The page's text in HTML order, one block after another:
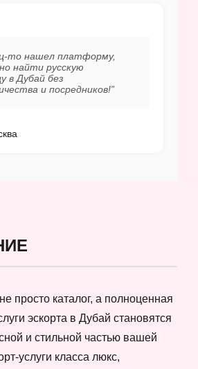
то нашел платформу,
найти русскую
в Дубай без
и посредников!”
просто каталог, а полноценная
эскорта в Дубай становятся
и стильной частью вашей
услуги класса люкс,